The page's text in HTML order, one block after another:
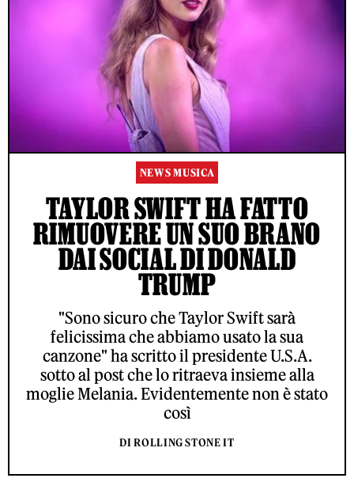
NEWS MUSICA
TAYLOR SWIFT HA FATTO
RIMUOVERE UN SUO BRANO
DAI SOCIAL DI DONALD
TRUMP
"Sono sicuro che Taylor Swift sarà
felicissima che abbiamo usato la sua
canzone" ha scritto il presidente U.S.A.
sotto al post che lo ritraeva insieme alla
moglie Melania. Evidentemente non è stato
così
DI ROLLING STONE IT